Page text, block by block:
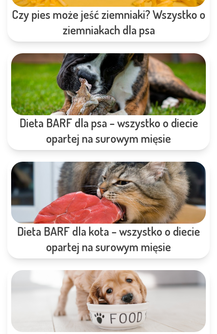
Czy pies może jeść ziemniaki? Wszystko o
ziemniakach dla psa
Dieta BARF dla psa – wszystko o diecie
opartej na surowym mięsie
Dieta BARF dla kota – wszystko o diecie
opartej na surowym mięsie